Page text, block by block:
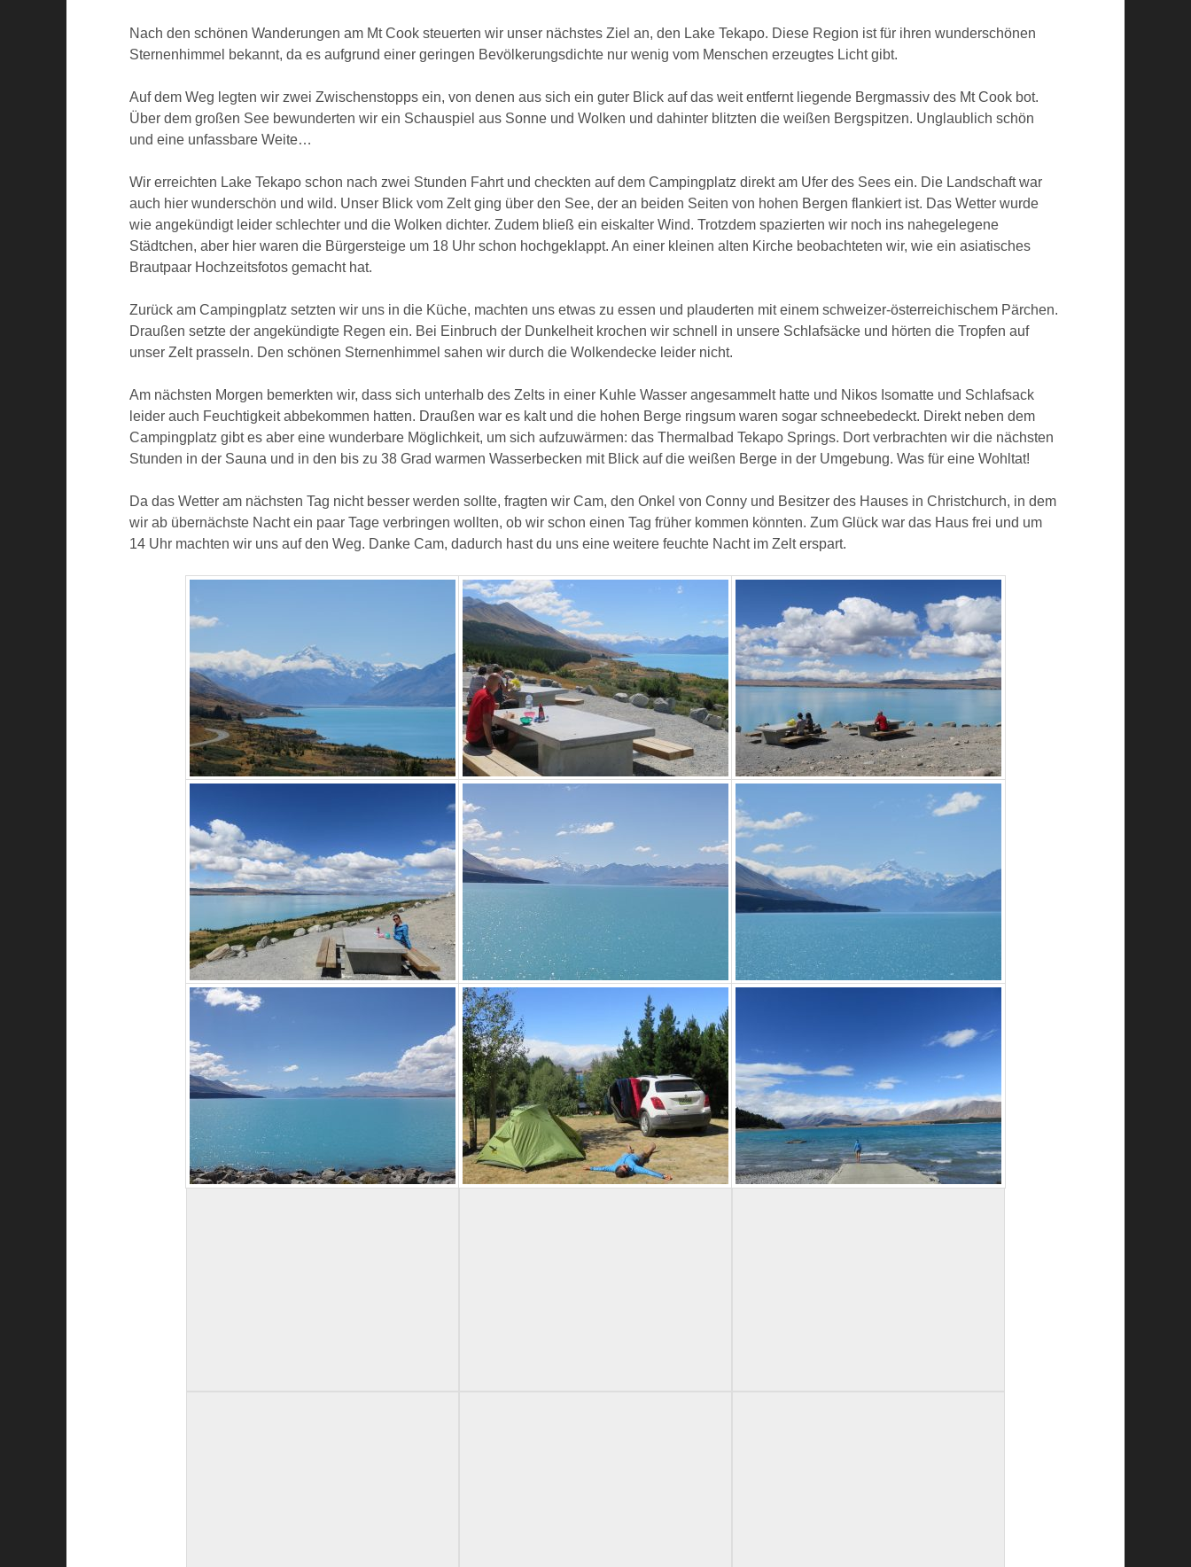
Nach den schönen Wanderungen am Mt Cook steuerten wir unser nächstes Ziel an, den Lake Tekapo. Diese Region ist für ihren wunderschönen
Sternenhimmel bekannt, da es aufgrund einer geringen Bevölkerungsdichte nur wenig vom Menschen erzeugtes Licht gibt.
Auf dem Weg legten wir zwei Zwischenstopps ein, von denen aus sich ein guter Blick auf das weit entfernt liegende Bergmassiv des Mt Cook bot.
Über dem großen See bewunderten wir ein Schauspiel aus Sonne und Wolken und dahinter blitzten die weißen Bergspitzen. Unglaublich schön
und eine unfassbare Weite…
Wir erreichten Lake Tekapo schon nach zwei Stunden Fahrt und checkten auf dem Campingplatz direkt am Ufer des Sees ein. Die Landschaft war
auch hier wunderschön und wild. Unser Blick vom Zelt ging über den See, der an beiden Seiten von hohen Bergen flankiert ist. Das Wetter wurde
wie angekündigt leider schlechter und die Wolken dichter. Zudem bließ ein eiskalter Wind. Trotzdem spazierten wir noch ins nahegelegene
Städtchen, aber hier waren die Bürgersteige um 18 Uhr schon hochgeklappt. An einer kleinen alten Kirche beobachteten wir, wie ein asiatisches
Brautpaar Hochzeitsfotos gemacht hat.
Zurück am Campingplatz setzten wir uns in die Küche, machten uns etwas zu essen und plauderten mit einem schweizer-österreichischem Pärchen.
Draußen setzte der angekündigte Regen ein. Bei Einbruch der Dunkelheit krochen wir schnell in unsere Schlafsäcke und hörten die Tropfen auf
unser Zelt prasseln. Den schönen Sternenhimmel sahen wir durch die Wolkendecke leider nicht.
Am nächsten Morgen bemerkten wir, dass sich unterhalb des Zelts in einer Kuhle Wasser angesammelt hatte und Nikos Isomatte und Schlafsack
leider auch Feuchtigkeit abbekommen hatten. Draußen war es kalt und die hohen Berge ringsum waren sogar schneebedeckt. Direkt neben dem
Campingplatz gibt es aber eine wunderbare Möglichkeit, um sich aufzuwärmen: das Thermalbad Tekapo Springs. Dort verbrachten wir die nächsten
Stunden in der Sauna und in den bis zu 38 Grad warmen Wasserbecken mit Blick auf die weißen Berge in der Umgebung. Was für eine Wohltat!
Da das Wetter am nächsten Tag nicht besser werden sollte, fragten wir Cam, den Onkel von Conny und Besitzer des Hauses in Christchurch, in dem
wir ab übernächste Nacht ein paar Tage verbringen wollten, ob wir schon einen Tag früher kommen könnten. Zum Glück war das Haus frei und um
14 Uhr machten wir uns auf den Weg. Danke Cam, dadurch hast du uns eine weitere feuchte Nacht im Zelt erspart.